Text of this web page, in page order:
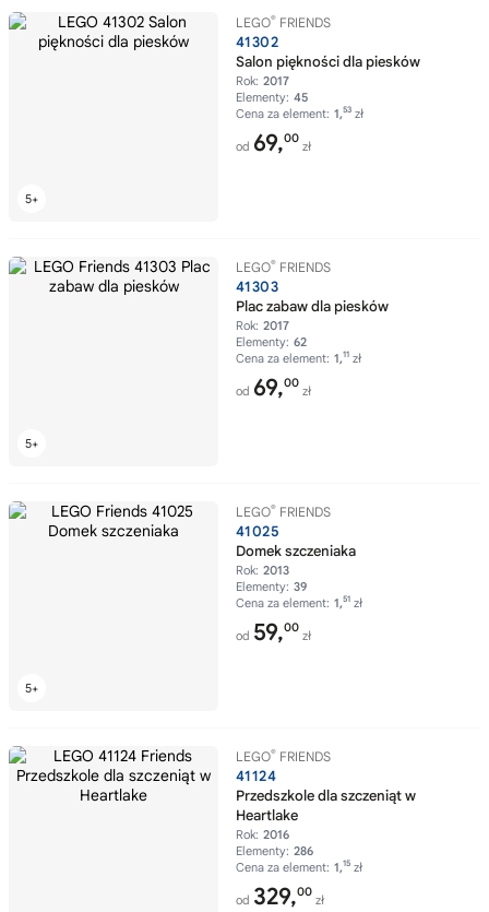
LEGO® FRIENDS
41302
Salon piękności dla piesków
Rok: 2017
Elementy: 45
Cena za element: 1,53 zł
od 69,00
zł
LEGO® FRIENDS
41303
Plac zabaw dla piesków
Rok: 2017
Elementy: 62
Cena za element: 1,11 zł
od 69,00
zł
LEGO® FRIENDS
41025
Domek szczeniaka
Rok: 2013
Elementy: 39
Cena za element: 1,51 zł
od 59,00
zł
LEGO® FRIENDS
41124
Przedszkole dla szczeniąt w
Heartlake
Rok: 2016
Elementy: 286
Cena za element: 1,15 zł
od 329,00
zł